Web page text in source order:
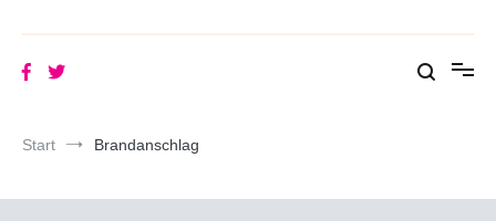
Start Brandanschlag